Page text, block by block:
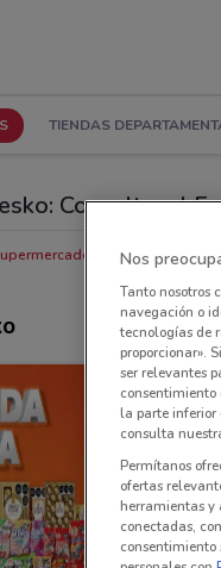
TIENDAS
Consultar el
cerca de ti
Nos
Tanto nosotros
navegación o
tecnologías de
proporcionar».
ser relevantes
consentimiento
la parte inferior
consulta
Permítanos
ofertas
herramientas y
conectadas,
consentimiento